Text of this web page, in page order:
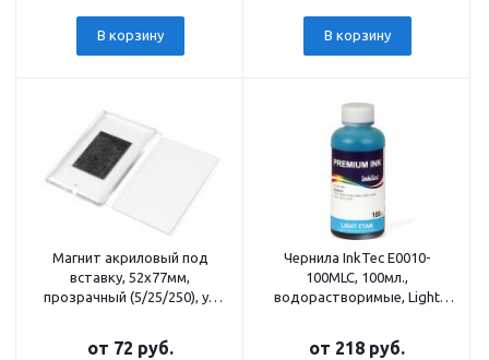
В корзину В корзину
Магнит акриловый под
вставку, 52х77мм,
прозрачный (5/25/250), уп
от 72 руб.
Чернила InkTec E0010-
100MLC, 100мл.,
водорастворимые, Light
от 218 руб.